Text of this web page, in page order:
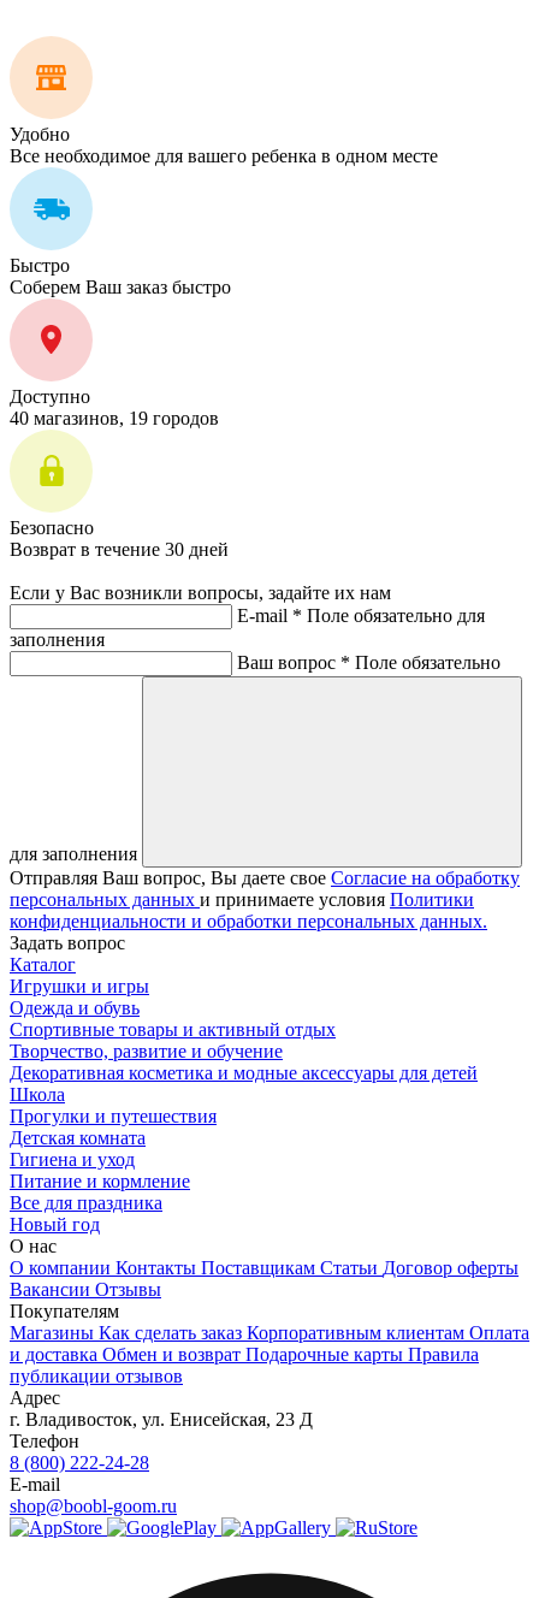
Удобно
Все необходимое для вашего ребенка в одном месте
Быстро
Соберем Ваш заказ быстро
Доступно
40 магазинов, 19 городов
Безопасно
Возврат в течение 30 дней
Если у Вас возникли вопросы, задайте их нам
E-mail * Поле обязательно для
заполнения
Ваш вопрос * Поле обязательно
для заполнения
Отправляя Ваш вопрос, Вы даете свое Согласие на обработку
персональных данных и принимаете условия Политики
конфиденциальности и обработки персональных данных.
Задать вопрос
Каталог
Игрушки и игры
Одежда и обувь
Спортивные товары и активный отдых
Творчество, развитие и обучение
Декоративная косметика и модные аксессуары для детей
Школа
Прогулки и путешествия
Детская комната
Гигиена и уход
Питание и кормление
Все для праздника
Новый год
О нас
О компании Контакты Поставщикам Статьи Договор оферты
Вакансии Отзывы
Покупателям
Магазины Как сделать заказ Корпоративным клиентам Оплата
и доставка Обмен и возврат Подарочные карты Правила
публикации отзывов
Адрес
г. Владивосток, ул. Енисейская, 23 Д
Телефон
8 (800) 222-24-28
E-mail
shop@boobl-goom.ru